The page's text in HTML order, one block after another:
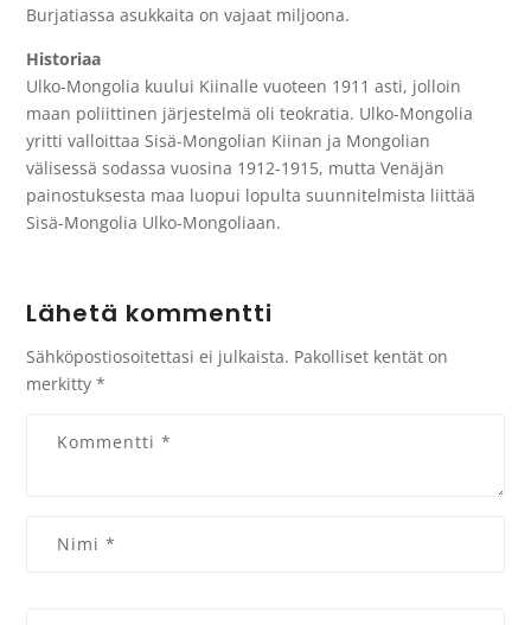
Burjatiassa asukkaita on vajaat miljoona.
Historiaa
Ulko-Mongolia kuului Kiinalle vuoteen 1911 asti, jolloin
maan poliittinen järjestelmä oli teokratia. Ulko-Mongolia
yritti valloittaa Sisä-Mongolian Kiinan ja Mongolian
välisessä sodassa vuosina 1912-1915, mutta Venäjän
painostuksesta maa luopui lopulta suunnitelmista liittää
Sisä-Mongolia Ulko-Mongoliaan.
Lähetä kommentti
Sähköpostiosoitettasi ei julkaista. Pakolliset kentät on
merkitty*